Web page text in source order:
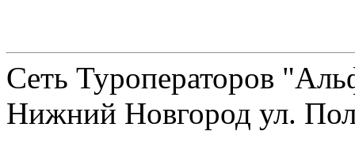
Сеть Туроператоров
Нижний Новгород ул.